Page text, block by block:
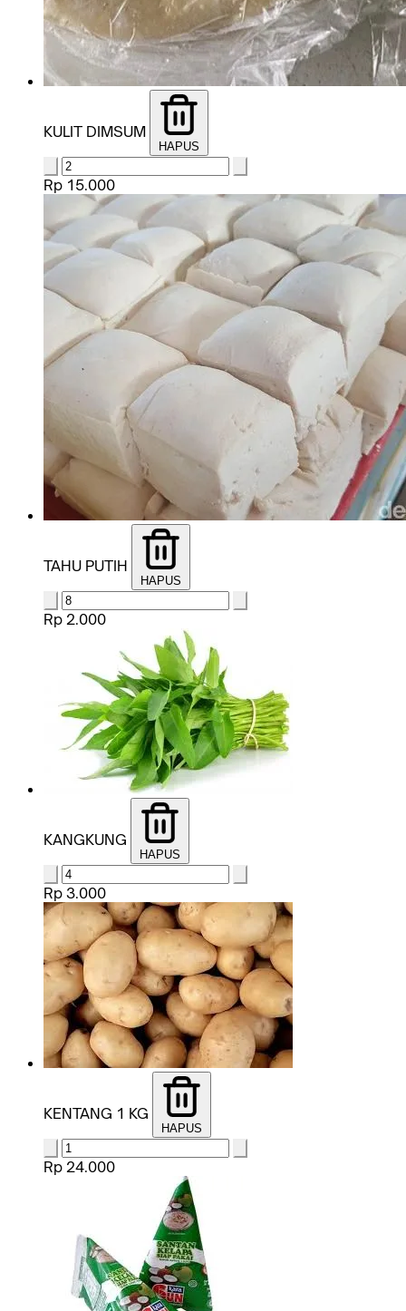
KULIT DIMSUM
HAPUS
Rp 15.000
TAHU PUTIH
HAPUS
Rp 2.000
KANGKUNG
HAPUS
Rp 3.000
KENTANG 1 KG
HAPUS
Rp 24.000